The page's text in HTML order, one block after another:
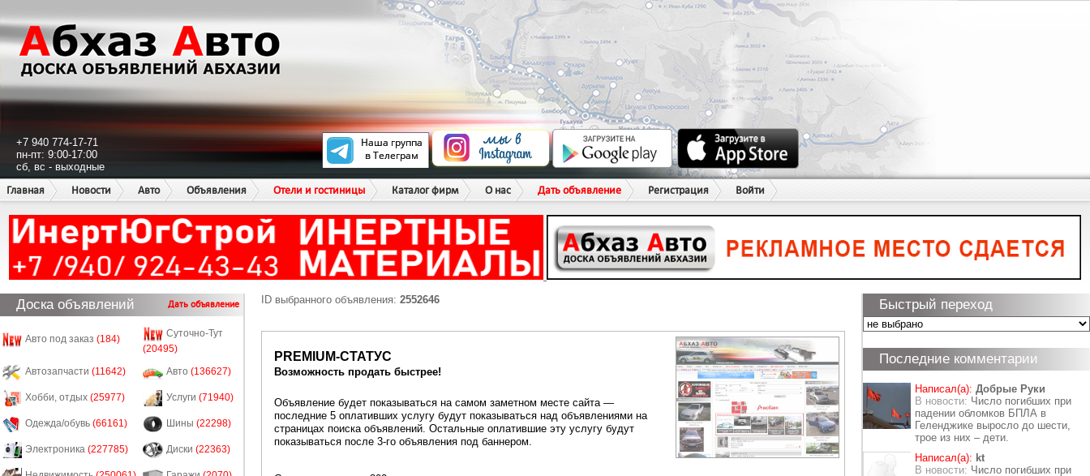
+7 940 774-17-71
пн-пт: 9:00-17:00
сб, вс - выходные
Главная
Новости Авто Объявления Отели и гостиницы Каталог фирм О нас Дать объявление Регистрация Войти
Доска объявлений Дать объявление
Авто под заказ (184)
Суточно-Тут
(20495)
Автозапчасти (11642) Авто (136627)
Хобби, отдых (25977) Услуги (71940)
Одежда/обувь (66161) Шины (22298)
Электроника (227785) Диски (22363)
ID выбранного объявления: 2552646
PREMIUM-СТАТУС
Возможность продать быстрее!
Объявление будет показываться на самом заметном месте сайта —
последние 5 оплативших услугу будут показываться над объявлениями на
страницах поиска объявлений. Остальные оплатившие эту услугу будут
показываться после 3-го объявления под баннером.
Быстрый переход
Последние комментарии
Написал(а): Добрые Руки
В новости: Число погибших при
падении обломков БПЛА в
Геленджике выросло до шести,
трое из них – дети.
Написал(а): kt
В новости: Число погибших при